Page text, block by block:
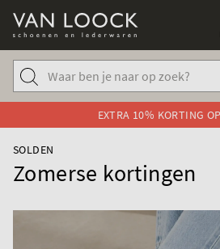
EXTRA 10% KORTING
SOLDEN
Zomerse kortingen